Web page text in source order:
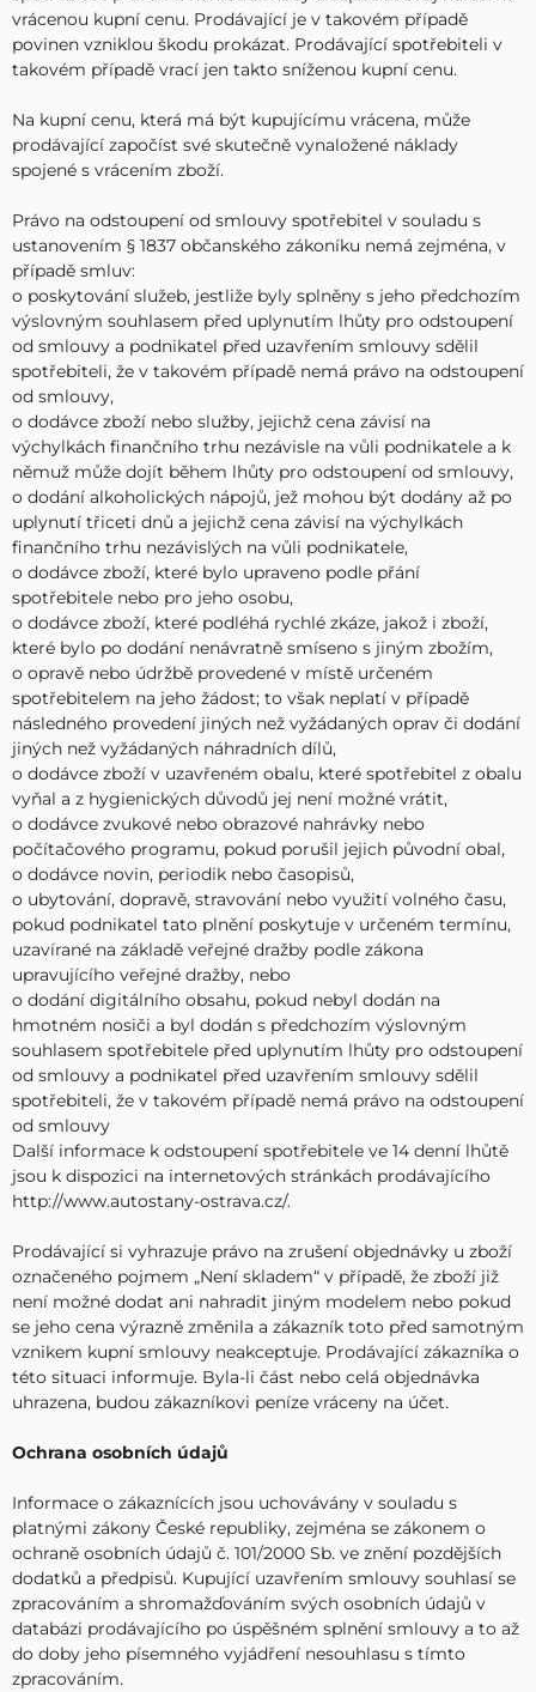
vrácenou kupní cenu. Prodávající je v takovém případě
povinen vzniklou škodu prokázat. Prodávající spotřebiteli v
takovém případě vrací jen takto sníženou kupní cenu.
Na kupní cenu, která má být kupujícímu vrácena, může
prodávající započíst své skutečně vynaložené náklady
spojené s vrácením zboží.
Právo na odstoupení od smlouvy spotřebitel v souladu s
ustanovením § 1837 občanského zákoníku nemá zejména, v
případě smluv:
o poskytování služeb, jestliže byly splněny s jeho předchozím
výslovným souhlasem před uplynutím lhůty pro odstoupení
od smlouvy a podnikatel před uzavřením smlouvy sdělil
spotřebiteli, že v takovém případě nemá právo na odstoupení
od smlouvy,
o dodávce zboží nebo služby, jejichž cena závisí na
výchylkách finančního trhu nezávisle na vůli podnikatele a k
němuž může dojít během lhůty pro odstoupení od smlouvy,
o dodání alkoholických nápojů, jež mohou být dodány až po
uplynutí třiceti dnů a jejichž cena závisí na výchylkách
finančního trhu nezávislých na vůli podnikatele,
o dodávce zboží, které bylo upraveno podle přání
spotřebitele nebo pro jeho osobu,
o dodávce zboží, které podléhá rychlé zkáze, jakož i zboží,
které bylo po dodání nenávratně smíseno s jiným zbožím,
o opravě nebo údržbě provedené v místě určeném
spotřebitelem na jeho žádost; to však neplatí v případě
následného provedení jiných než vyžádaných oprav či dodání
jiných než vyžádaných náhradních dílů,
o dodávce zboží v uzavřeném obalu, které spotřebitel z obalu
vyňal a z hygienických důvodů jej není možné vrátit,
o dodávce zvukové nebo obrazové nahrávky nebo
počítačového programu, pokud porušil jejich původní obal,
o dodávce novin, periodik nebo časopisů,
o ubytování, dopravě, stravování nebo využití volného času,
pokud podnikatel tato plnění poskytuje v určeném termínu,
uzavírané na základě veřejné dražby podle zákona
upravujícího veřejné dražby, nebo
o dodání digitálního obsahu, pokud nebyl dodán na
hmotném nosiči a byl dodán s předchozím výslovným
souhlasem spotřebitele před uplynutím lhůty pro odstoupení
od smlouvy a podnikatel před uzavřením smlouvy sdělil
spotřebiteli, že v takovém případě nemá právo na odstoupení
od smlouvy
Další informace k odstoupení spotřebitele ve 14 denní lhůtě
jsou k dispozici na internetových stránkách prodávajícího
http://www.autostany-ostrava.cz/.
Prodávající si vyhrazuje právo na zrušení objednávky u zboží
označeného pojmem „Není skladem“ v případě, že zboží již
není možné dodat ani nahradit jiným modelem nebo pokud
se jeho cena výrazně změnila a zákazník toto před samotným
vznikem kupní smlouvy neakceptuje. Prodávající zákazníka o
této situaci informuje. Byla-li část nebo celá objednávka
uhrazena, budou zákazníkovi peníze vráceny na účet.
Ochrana osobních údajů
Informace o zákaznících jsou uchovávány v souladu s
platnými zákony České republiky, zejména se zákonem o
ochraně osobních údajů č. 101/2000 Sb. ve znění pozdějších
dodatků a předpisů. Kupující uzavřením smlouvy souhlasí se
zpracováním a shromažďováním svých osobních údajů v
databázi prodávajícího po úspěšném splnění smlouvy a to až
do doby jeho písemného vyjádření nesouhlasu s tímto
zpracováním.